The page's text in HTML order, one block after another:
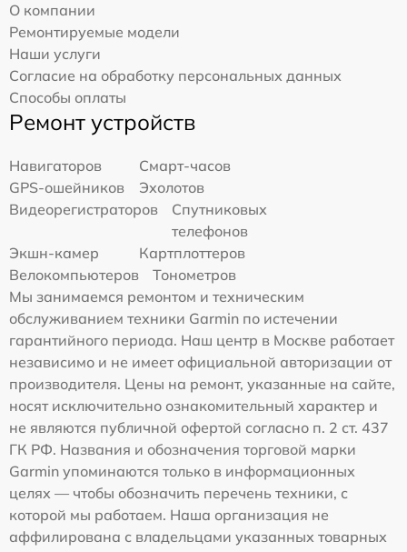
О компании
Ремонтируемые модели
Наши услуги
Согласие на обработку персональных данных
Способы оплаты
Ремонт устройств
Навигаторов
Смарт-часов
GPS-ошейников
Эхолотов
Видеорегистраторов
Спутниковых
телефонов
Экшн-камер
Картплоттеров
Велокомпьютеров
Тонометров
Мы занимаемся ремонтом и техническим
обслуживанием техники Garmin по истечении
гарантийного периода. Наш центр в Москве работает
независимо и не имеет официальной авторизации от
производителя. Цены на ремонт, указанные на сайте,
носят исключительно ознакомительный характер и
не являются публичной офертой согласно п. 2 ст. 437
ГК РФ. Названия и обозначения торговой марки
Garmin упоминаются только в информационных
целях — чтобы обозначить перечень техники, с
которой мы работаем. Наша организация не
аффилирована с владельцами указанных товарных